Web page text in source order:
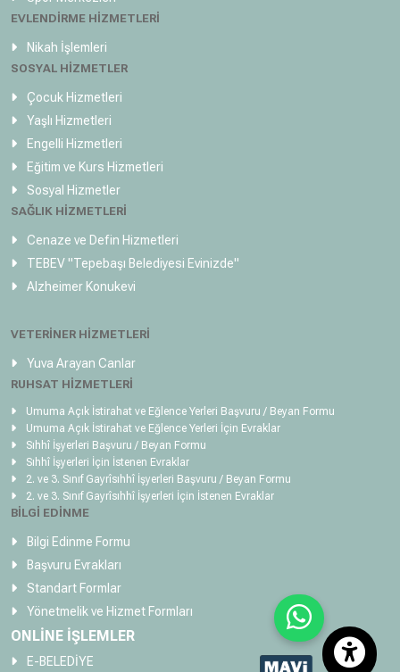
EVLENDİRME HİZMETLERİ
Nikah İşlemleri
SOSYAL HİZMETLER
Çocuk Hizmetleri
Yaşlı Hizmetleri
Engelli Hizmetleri
Eğitim ve Kurs Hizmetleri
Sosyal Hizmetler
SAĞLIK HİZMETLERİ
Cenaze ve Defin Hizmetleri
TEBEV "Tepebaşı Belediyesi Evinizde"
Alzheimer Konukevi
VETERİNER HİZMETLERİ
Yuva Arayan Canlar
RUHSAT HİZMETLERİ
Umuma Açık İstirahat ve Eğlence Yerleri Başvuru / Beyan Formu
Umuma Açık İstirahat ve Eğlence Yerleri İçin Evraklar
Sıhhî İşyerleri Başvuru / Beyan Formu
Sıhhî İşyerleri İçin İstenen Evraklar
2. ve 3. Sınıf Gayrîsıhhî İşyerleri Başvuru / Beyan Formu
2. ve 3. Sınıf Gayrîsıhhî İşyerleri İçin İstenen Evraklar
BİLGİ EDİNME
Bilgi Edinme Formu
Başvuru Evrakları
Standart Formlar
Yönetmelik ve Hizmet Formları
ONLİNE İŞLEMLER
E-BELEDİYE